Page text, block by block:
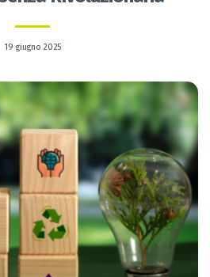
19 giugno 2025